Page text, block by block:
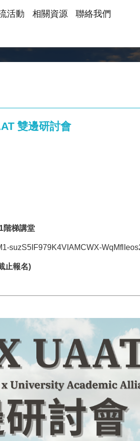
活動 相關資源
聯絡我們
雙邊研討會
階梯講堂
suzS5IF979K4VIAMCWX-
止報名)